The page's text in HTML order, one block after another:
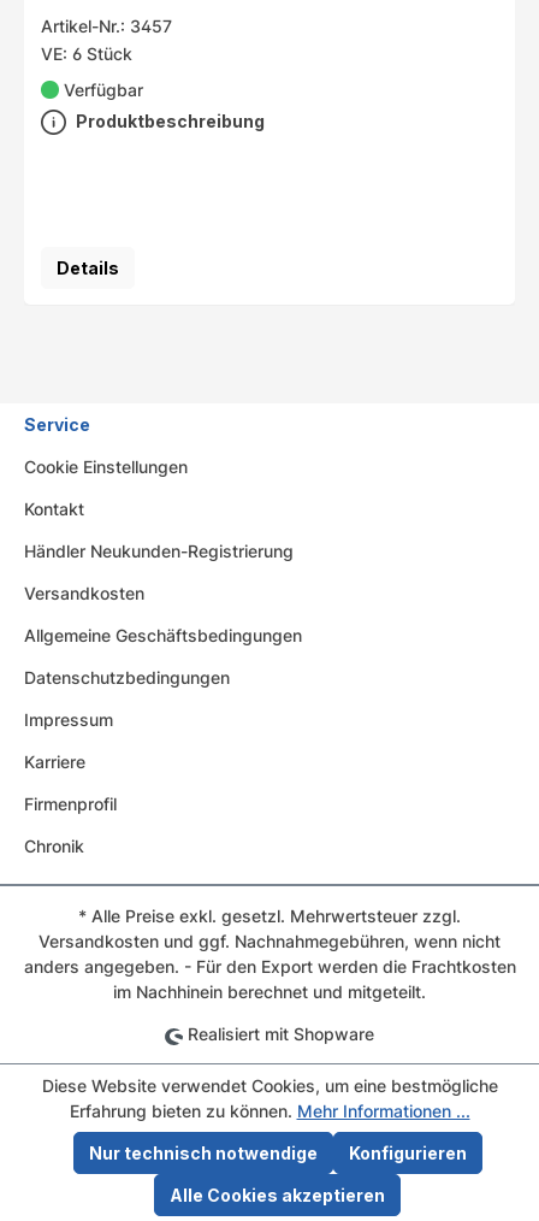
Artikel-Nr.: 3457
VE: 6 Stück
Verfügbar
Produktbeschreibung
Details
Service
Cookie Einstellungen
Kontakt
Händler Neukunden-Registrierung
Versandkosten
Allgemeine Geschäftsbedingungen
Datenschutzbedingungen
Impressum
Karriere
Firmenprofil
Chronik
* Alle Preise exkl. gesetzl. Mehrwertsteuer zzgl.
Versandkosten und ggf. Nachnahmegebühren, wenn nicht
anders angegeben. - Für den Export werden die Frachtkosten
im Nachhinein berechnet und mitgeteilt.
Realisiert mit Shopware
Diese Website verwendet Cookies, um eine bestmögliche
Erfahrung bieten zu können. Mehr Informationen ...
Nur technisch notwendige Konfigurieren
Alle Cookies akzeptieren